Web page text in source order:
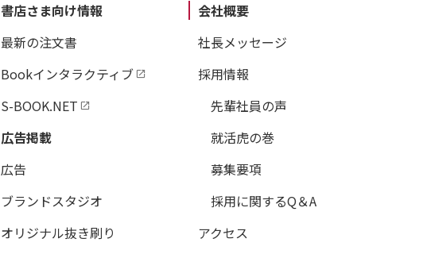
書店さま向け情報
最新の注文書
Bookインタラクティブ
S-BOOK.NET
広告掲載
広告
ブランドスタジオ
オリジナル抜き刷り
会社概要
社長メッセージ
採用情報
先輩社員の声
就活虎の巻
募集要項
採用に関するQ＆A
アクセス